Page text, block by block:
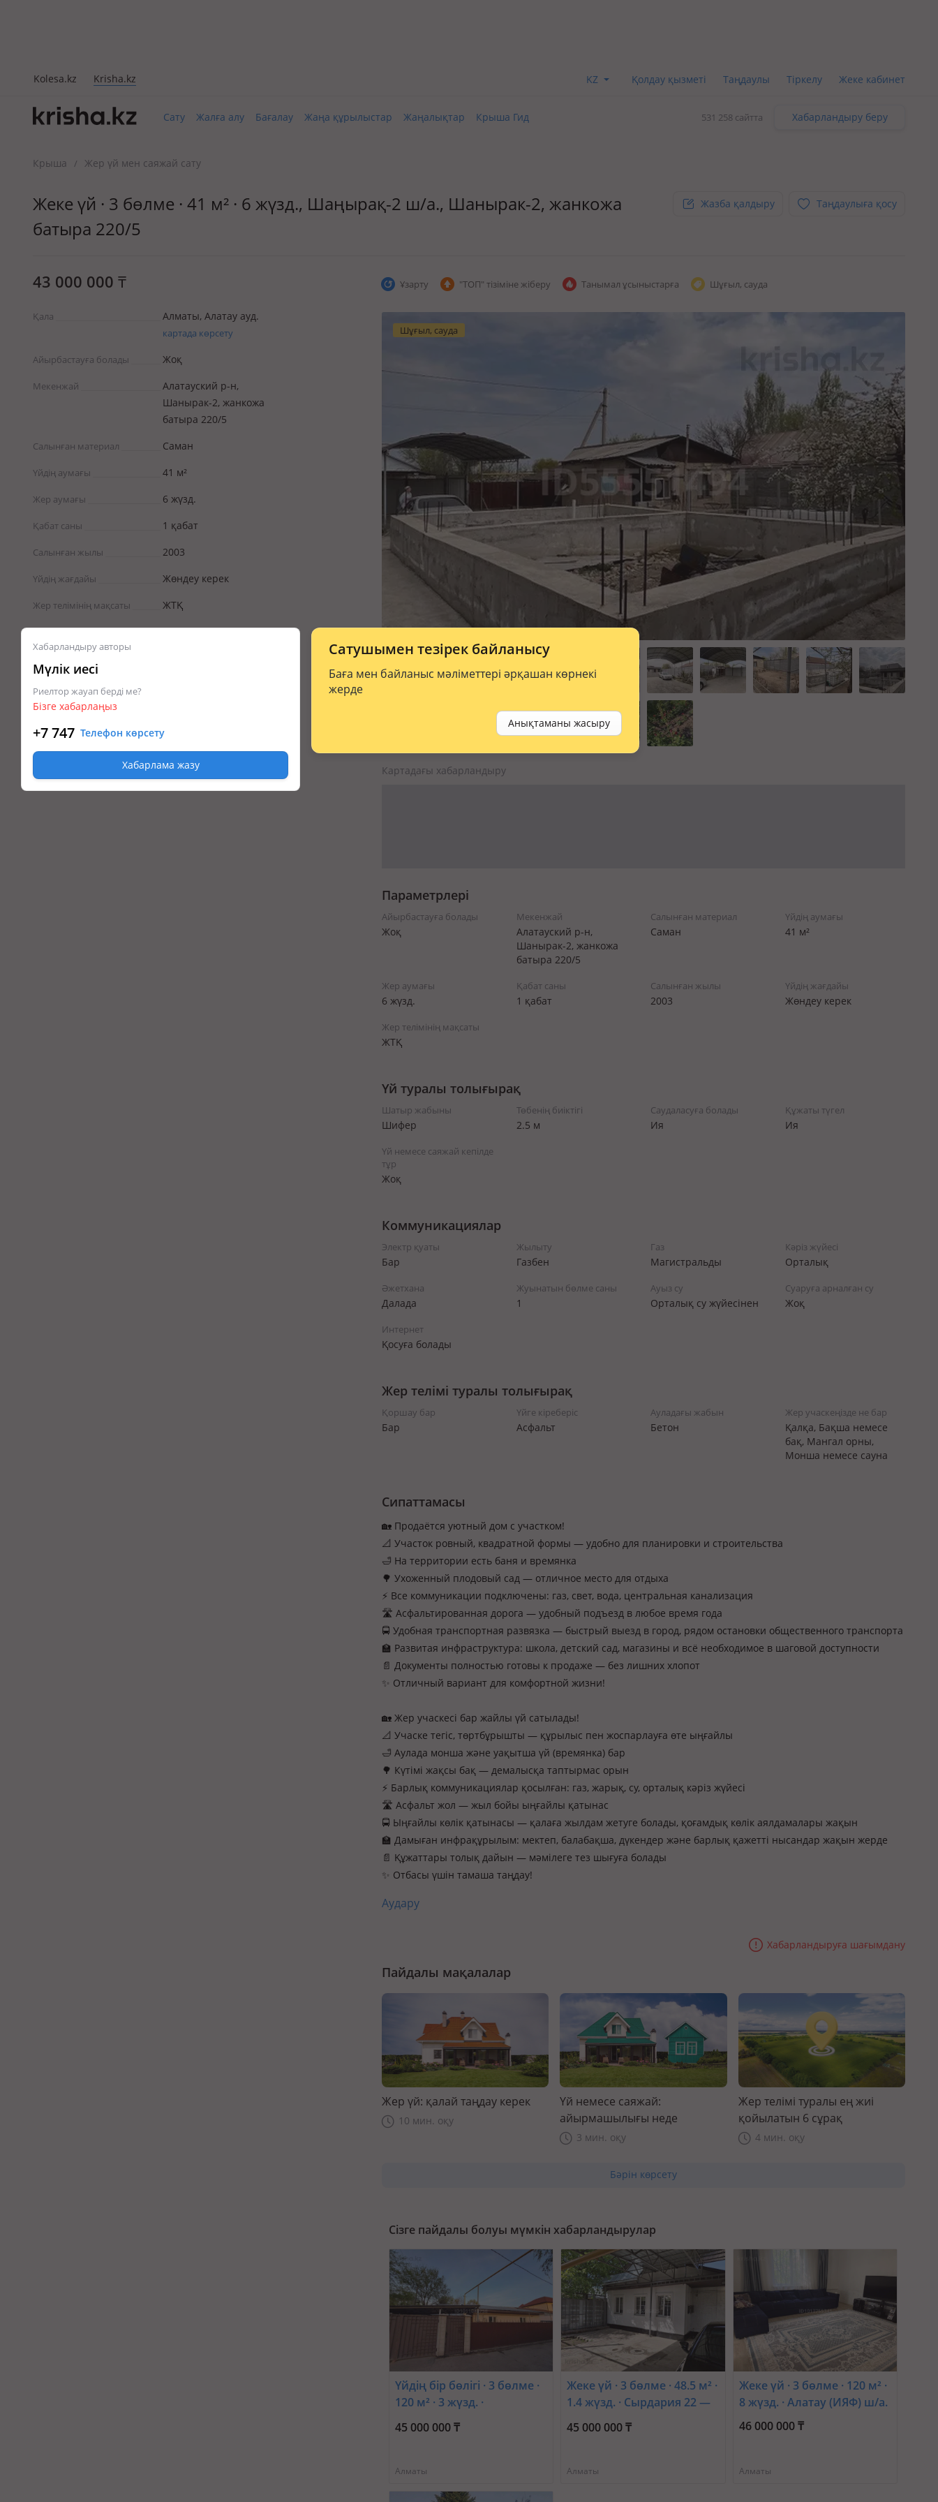
Kolesa.kz Krisha.kz KZ Қолдау қызметі Таңдаулы Тіркелу Жеке кабинет
Сату Жалға алу Бағалау Жаңа құрылыстар Жаңалықтар Крыша Гид 531 258 сайтта Хабарландыру беру
Крыша / Жер үй мен саяжай сату
Жеке үй · 3 бөлме · 41 м² · 6 жүзд., Шаңырақ-2 ш/а., Шанырак-2, жанкожа
батыра 220/5
Жазба қалдыру Таңдаулыға қосу
43 000 000 ₸
Қала Алматы, Алатау ауд.
картада көрсету
Айырбастауға болады Жоқ
Мекенжай
Алатауский р-н,
Шанырак-2, жанкожа
батыра 220/5
Салынған материал Саман
Үйдің аумағы 41 м²
Жер аумағы 6 жүзд.
Қабат саны 1 қабат
Салынған жылы 2003
Үйдің жағдайы Жөндеу керек
Жер телімінің мақсаты ЖТҚ
Сатушымен тезірек байланысу
Баға мен байланыс мәліметтері әрқашан көрнекі
жерде
Анықтаманы жасыру
Хабарландыру авторы
Мүлік иесі
Риелтор жауап берді ме?
Бізге хабарлаңыз
+7 747 Телефон көрсету
Хабарлама жазу
Ұзарту "ТОП" тізіміне жіберу Танымал ұсыныстарға Шұғыл, сауда
Шұғыл, сауда
Картадағы хабарландыру
Параметрлері
Айырбастауға болады
Жоқ
Мекенжай
Алатауский р-н,
Шанырак-2, жанкожа
батыра 220/5
Салынған материал
Саман
Үйдің аумағы
41 м²
Жер аумағы
6 жүзд.
Қабат саны
1 қабат
Салынған жылы
2003
Үйдің жағдайы
Жөндеу керек
Жер телімінің мақсаты
ЖТҚ
Үй туралы толығырақ
Шатыр жабыны
Шифер
Төбенің биіктігі
2.5 м
Саудаласуға болады
Ия
Құжаты түгел
Ия
Үй немесе саяжай кепілде
тұр
Жоқ
Коммуникациялар
Электр қуаты
Бар
Жылыту
Газбен
Газ
Магистральды
Кәріз жүйесі
Орталық
Әжетхана
Далада
Жуынатын бөлме саны
1
Ауыз су
Орталық су жүйесінен
Суаруға арналған су
Жоқ
Интернет
Қосуға болады
Жер телімі туралы толығырақ
Қоршау бар
Бар
Үйге кіреберіс
Асфальт
Ауладағы жабын
Бетон
Жер учаскеңізде не бар
Қалқа, Бақша немесе
бақ, Мангал орны,
Монша немесе сауна
Сипаттамасы
🏡 Продаётся уютный дом с участком!
📐 Участок ровный, квадратной формы — удобно для планировки и строительства
🛁 На территории есть баня и времянка
🌳 Ухоженный плодовый сад — отличное место для отдыха
⚡ Все коммуникации подключены: газ, свет, вода, центральная канализация
🛣️ Асфальтированная дорога — удобный подъезд в любое время года
🚍 Удобная транспортная развязка — быстрый выезд в город, рядом остановки общественного транспорта
🏫 Развитая инфраструктура: школа, детский сад, магазины и всё необходимое в шаговой доступности
📄 Документы полностью готовы к продаже — без лишних хлопот
✨ Отличный вариант для комфортной жизни!
🏡 Жер учаскесі бар жайлы үй сатылады!
📐 Учаске тегіс, төртбұрышты — құрылыс пен жоспарлауға өте ыңғайлы
🛁 Аулада монша және уақытша үй (времянка) бар
🌳 Күтімі жақсы бақ — демалысқа таптырмас орын
⚡ Барлық коммуникациялар қосылған: газ, жарық, су, орталық кәріз жүйесі
🛣️ Асфальт жол — жыл бойы ыңғайлы қатынас
🚍 Ыңғайлы көлік қатынасы — қалаға жылдам жетуге болады, қоғамдық көлік аялдамалары жақын
🏫 Дамыған инфрақұрылым: мектеп, балабақша, дүкендер және барлық қажетті нысандар жақын жерде
📄 Құжаттары толық дайын — мәмілеге тез шығуға болады
✨ Отбасы үшін тамаша таңдау!
Аудару
Хабарландыруға шағымдану
Пайдалы мақалалар
Жер үй: қалай таңдау керек
10 мин. оқу
Үй немесе саяжай:
айырмашылығы неде
3 мин. оқу
Жер телімі туралы ең жиі
қойылатын 6 сұрақ
4 мин. оқу
Бәрін көрсету
Сізге пайдалы болуы мүмкін хабарландырулар
Үйдің бір бөлігі · 3 бөлме ·
120 м² · 3 жүзд. ·
Арктическая — Алматы
вокзал 1
45 000 000 ₸
Алматы
Жеке үй · 3 бөлме · 48.5 м² ·
1.4 жүзд. · Сырдария 22 —
Татибекова
45 000 000 ₸
Алматы
Жеке үй · 3 бөлме · 120 м² ·
8 жүзд. · Алатау (ИЯФ) ш/а.
46 000 000 ₸
Алматы